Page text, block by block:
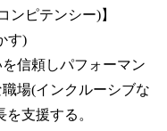
ンピテンシー)】
す)
信頼しパフォーマン
場(インクルーシブな
支援する。